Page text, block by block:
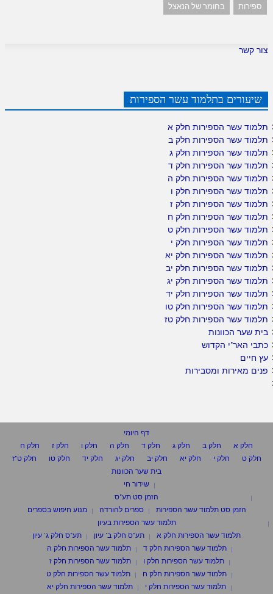
ספירות
בחומר של הנאצל
צור קשר
שיעורים בתלמוד עשר הספירות
תלמוד עשר הספירות חלק א
תלמוד עשר הספירות חלק ב
תלמוד עשר הספירות חלק ג
תלמוד עשר הספירות חלק ד
תלמוד עשר הספירות חלק ה
תלמוד עשר הספירות חלק ו
תלמוד עשר הספירות חלק ז
תלמוד עשר הספירות חלק ח
תלמוד עשר הספירות חלק ט
תלמוד עשר הספירות חלק י
תלמוד עשר הספירות חלק יא
תלמוד עשר הספירות חלק יב
תלמוד עשר הספירות חלק יג
תלמוד עשר הספירות חלק יד
תלמוד עשר הספירות חלק טו
תלמוד עשר הספירות חלק טז
בית שער הכוונות
כתבי האר"י הקדוש
עץ חיים
פנים מאירות ומסבירות
דף היומי
חלק א
חלק ב חלק ג חלק ד חלק ה חלק ו חלק ז
חלק ח
חלק ט
חלק י חלק יא חלק יב חלק יג חלק יד חלק טו
חלק ט"ז
בית שער הכוונות
שידור חי
הזמן סט תע"ס
הזמן סט תלמוד עשר הספירות
ספרים להורדה
מנוע חיפוש בספרים
תלמוד עשר הספירות בעיון
תלמוד עשר הספירות חלק א
תע"ס חלק ב' עיון
תע"ס חלק ג' עיון
תלמוד עשר הספירות חלק ד
תלמוד עשר הספירות חלק ה
תלמוד עשר הספירות חלק ו
תלמוד עשר הספירות חלק ז
תלמוד עשר הספירות חלק ח
תלמוד עשר הספירות חלק ט
תלמוד עשר הספירות חלק י
תלמוד עשר הספירות חלק יא